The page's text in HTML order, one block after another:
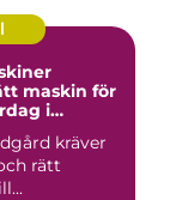
maskin för
i
kräver
rätt